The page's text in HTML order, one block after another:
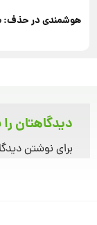
هوشمندی در حذف:
دیدگاهتان
برای نوشتن